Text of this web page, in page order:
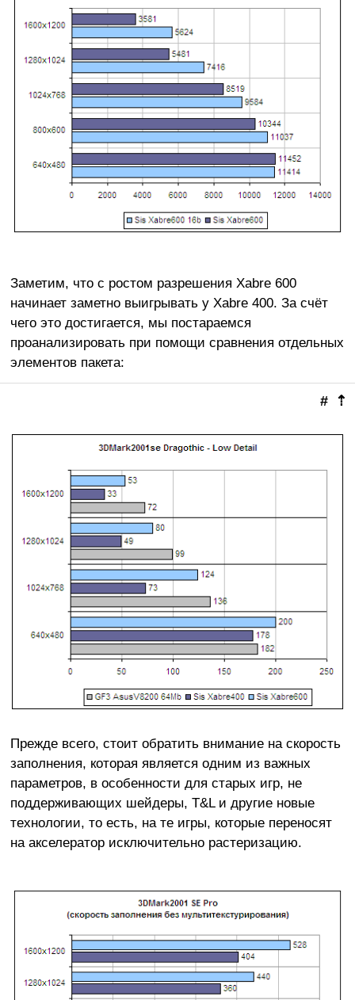
Заметим, что с ростом разрешения Xabre 600
начинает заметно выигрывать у Xabre 400. За счёт
чего это достигается, мы постараемся
проанализировать при помощи сравнения отдельных
элементов пакета:
⇡
#
Прежде всего, стоит обратить внимание на скорость
заполнения, которая является одним из важных
параметров, в особенности для старых игр, не
поддерживающих шейдеры, T&L и другие новые
технологии, то есть, на те игры, которые переносят
на акселератор исключительно растеризацию.